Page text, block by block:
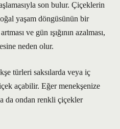
son bulur. Çiçeklerin
yaşam döngüsünün bir
ve gün ışığının azalması,
neden olur.
türleri saksılarda veya iç
açabilir. Eğer menekşenize
da ondan renkli çiçekler